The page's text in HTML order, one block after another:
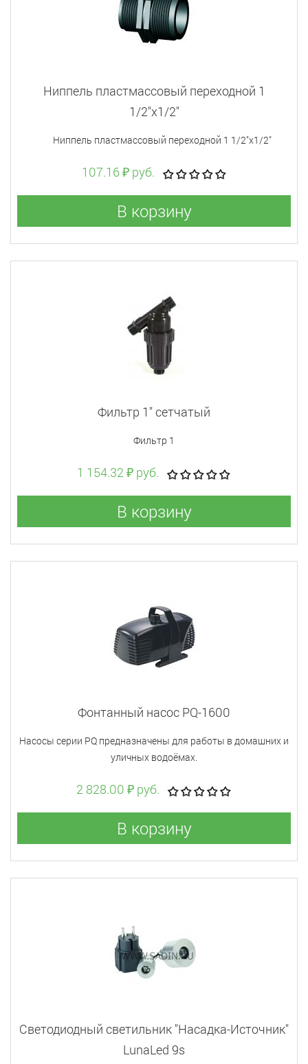
Ниппель пластмассовый переходной 1
1/2"x1/2"
Ниппель пластмассовый переходной 1 1/2"x1/2"
107.16 ₽ руб.
В корзину
Фильтр 1" сетчатый
Фильтр 1
1 154.32 ₽ руб.
В корзину
Фонтанный насос PQ-1600
Насосы серии PQ предназначены для работы в домашних и
уличных водоёмах.
2 828.00 ₽ руб.
В корзину
Светодиодный светильник "Насадка-Источник"
LunaLed 9s